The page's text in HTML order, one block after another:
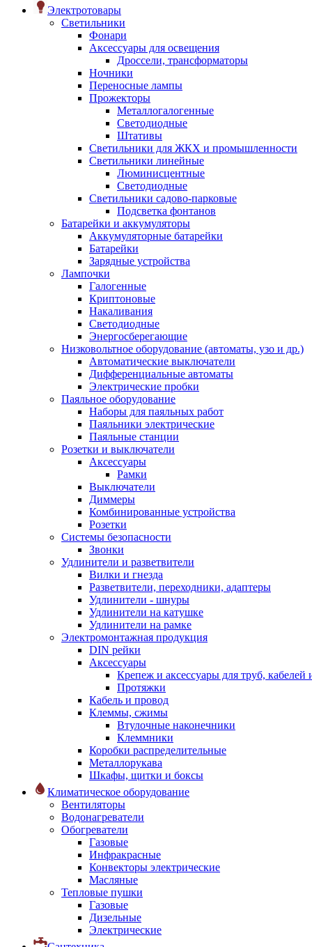
Электротовары
Светильники
Фонари
Аксессуары для освещения
Дроссели, трансформаторы
Ночники
Переносные лампы
Прожекторы
Металлогалогенные
Светодиодные
Штативы
Светильники для ЖКХ и промышленности
Светильники линейные
Люминисцентные
Светодиодные
Светильники садово-парковые
Подсветка фонтанов
Батарейки и аккумуляторы
Аккумуляторные батарейки
Батарейки
Зарядные устройства
Лампочки
Галогенные
Криптоновые
Накаливания
Светодиодные
Энергосберегающие
Низковольтное оборудование (автоматы, узо и др.)
Автоматические выключатели
Дифференциальные автоматы
Электрические пробки
Паяльное оборудование
Наборы для паяльных работ
Паяльники электрические
Паяльные станции
Розетки и выключатели
Аксессуары
Рамки
Выключатели
Диммеры
Комбинированные устройства
Розетки
Системы безопасности
Звонки
Удлинители и разветвители
Вилки и гнезда
Разветвители, переходники, адаптеры
Удлинители - шнуры
Удлинители на катушке
Удлинители на рамке
Электромонтажная продукция
DIN рейки
Аксессуары
Крепеж и аксессуары для труб, кабелей
Протяжки
Кабель и провод
Клеммы, сжимы
Втулочные наконечники
Клеммники
Коробки распределительные
Металлорукава
Шкафы, щитки и боксы
Климатическое оборудование
Вентиляторы
Водонагреватели
Обогреватели
Газовые
Инфракрасные
Конвекторы электрические
Масляные
Тепловые пушки
Газовые
Дизельные
Электрические